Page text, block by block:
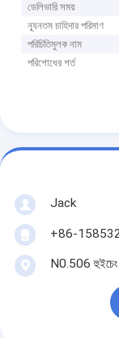
ডেলিভারি সময়
ন্যূনতম চাহিদার পরিমাণ
পরিচিতিমুলক নাম
পরিশোধের শর্ত
Jack
+86-
N0.506 হুইচেং